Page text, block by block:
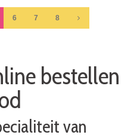
6 7 8
bestellen
van